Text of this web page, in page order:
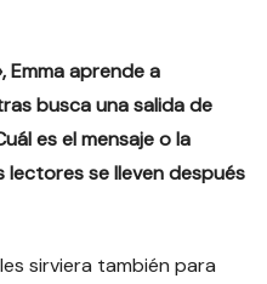
Emma aprende a
busca una salida de
es el mensaje o la
lectores se lleven después
sirviera también para